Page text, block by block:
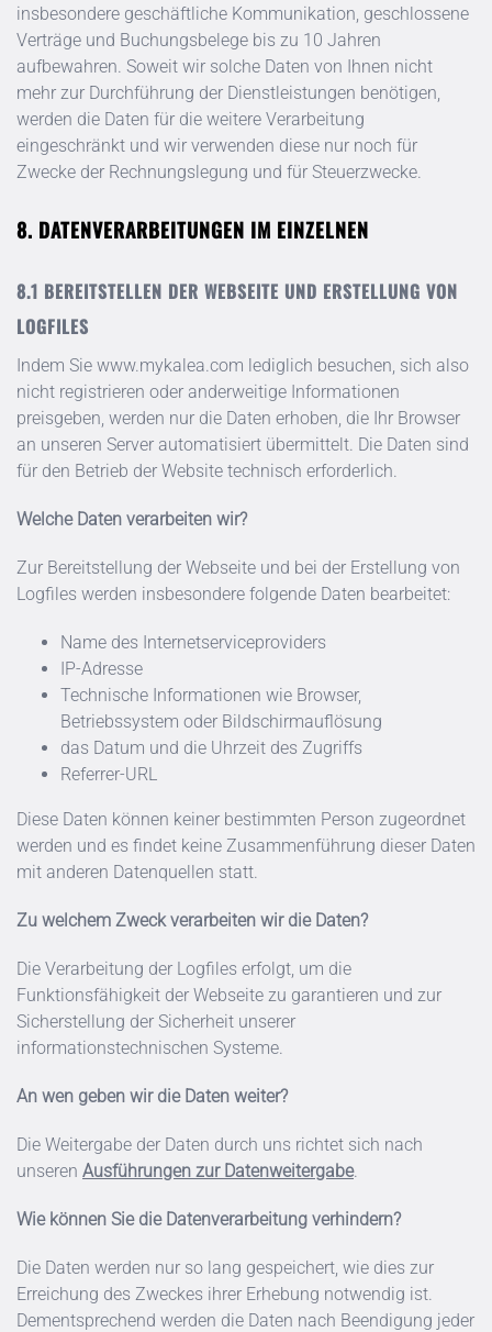
insbesondere geschäftliche Kommunikation, geschlossene
Verträge und Buchungsbelege bis zu 10 Jahren
aufbewahren. Soweit wir solche Daten von Ihnen nicht
mehr zur Durchführung der Dienstleistungen benötigen,
werden die Daten für die weitere Verarbeitung
eingeschränkt und wir verwenden diese nur noch für
Zwecke der Rechnungslegung und für Steuerzwecke.
DATENVERARBEITUNGEN IM EINZELNEN
BEREITSTELLEN DER WEBSEITE UND ERSTELLUNG VON
LOGFILES
Indem Sie www.mykalea.com lediglich besuchen, sich also
nicht registrieren oder anderweitige Informationen
preisgeben, werden nur die Daten erhoben, die Ihr Browser
an unseren Server automatisiert übermittelt. Die Daten sind
für den Betrieb der Website technisch erforderlich.
Welche Daten verarbeiten wir?
Zur Bereitstellung der Webseite und bei der Erstellung von
Logfiles werden insbesondere folgende Daten bearbeitet:
Name des Internetserviceproviders
IP-Adresse
Technische Informationen wie Browser,
Betriebssystem oder Bildschirmauflösung
das Datum und die Uhrzeit des Zugriffs
Referrer-URL
Diese Daten können keiner bestimmten Person zugeordnet
werden und es findet keine Zusammenführung dieser Daten
mit anderen Datenquellen statt.
Zu welchem Zweck verarbeiten wir die Daten?
Die Verarbeitung der Logfiles erfolgt, um die
Funktionsfähigkeit der Webseite zu garantieren und zur
Sicherstellung der Sicherheit unserer
informationstechnischen Systeme.
An wen geben wir die Daten weiter?
Die Weitergabe der Daten durch uns richtet sich nach
unseren Ausführungen zur Datenweitergabe.
Wie können Sie die Datenverarbeitung verhindern?
Die Daten werden nur so lang gespeichert, wie dies zur
Erreichung des Zweckes ihrer Erhebung notwendig ist.
Dementsprechend werden die Daten nach Beendigung jeder